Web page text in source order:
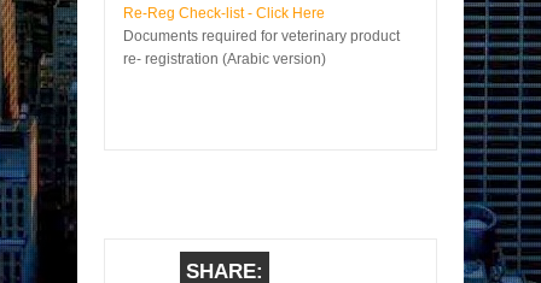
Re-Reg Check-list - Click Here
Documents required for veterinary product
re- registration (Arabic version)
SHARE: